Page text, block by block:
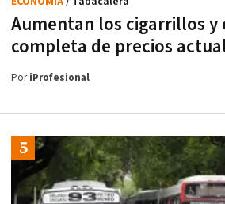
Aumentan los cigarrillos y
completa de precios
PoriProfesional